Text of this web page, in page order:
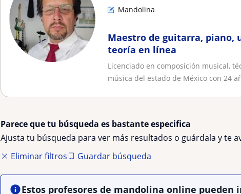
Mandolina
Maestro de guitarra, piano,
teoría en línea
Licenciado en composición musical,
música del estado de México con 24
Parece que tu búsqueda es bastante especifica
Ajusta tu búsqueda para ver más resultados o guárdala y te
Eliminar filtros
Guardar búsqueda
Estos profesores de mandolina online pueden